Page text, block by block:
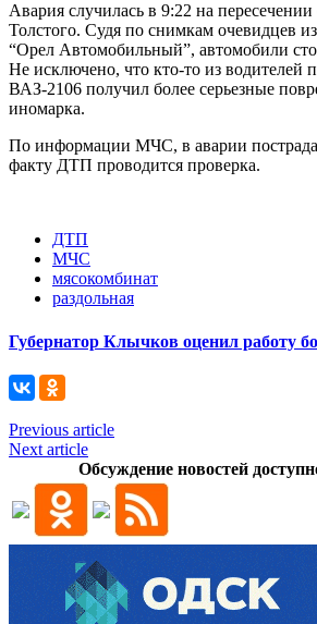
Авария случилась в 9:22 на
Толстого. Судя по снимкам очевидцев
“Орел Автомобильный”, автомобили
Не исключено, что кто-то из водителей
ВАЗ-2106 получил более серьезные
иномарка.
По информации МЧС, в аварии
факту ДТП проводится проверка.
ДТП
МЧС
мясокомбинат
раздольная
Губернатор Клычков оценил работу
Previous article
Next article
Обсуждение новостей